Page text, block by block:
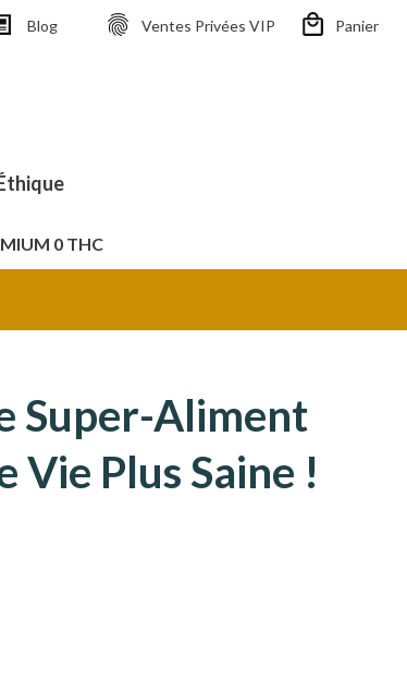
Blog Ventes Privées VIP Panier
0 THC
Super-Aliment
Plus Saine !